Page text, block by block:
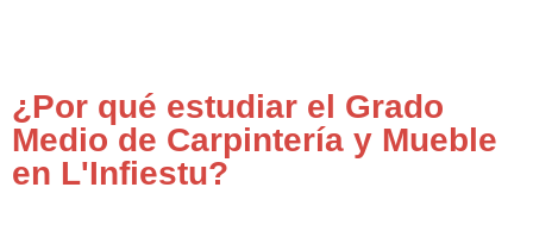
¿Por qué estudiar el Grado
Medio de Carpintería y Mueble
en L'Infiestu?